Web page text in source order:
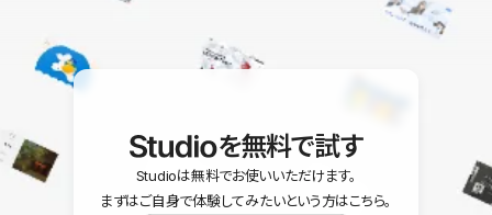
を無料で試す
Studioは無料でお使いいただけます。
まずはご自身で体験してみたいという方はこちら。